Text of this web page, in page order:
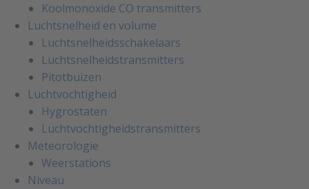
Koolmonoxide CO transmitters
Luchtsnelheid en volume
Luchtsnelheidsschakelaars
Luchtsnelheidstransmitters
Pitotbuizen
Luchtvochtigheid
Hygrostaten
Luchtvochtigheidstransmitters
Meteorologie
Weerstations
Niveau